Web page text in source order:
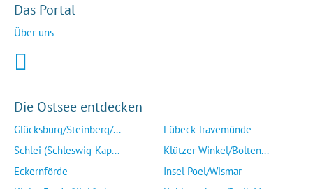
Das Portal
Über uns
Die Ostsee entdecken
Glücksburg/Steinberg/...
Schlei (Schleswig-Kap...
Eckernförde
Lübeck-Travemünde
Klützer Winkel/Bolten...
Insel Poel/Wismar